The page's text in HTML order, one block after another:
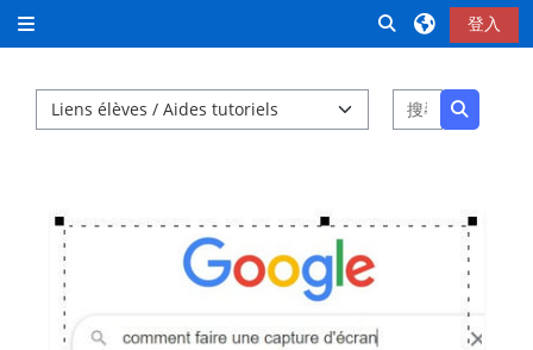
側板
切換搜尋輸入框
登入
課程類別
搜尋課程
搜尋課程